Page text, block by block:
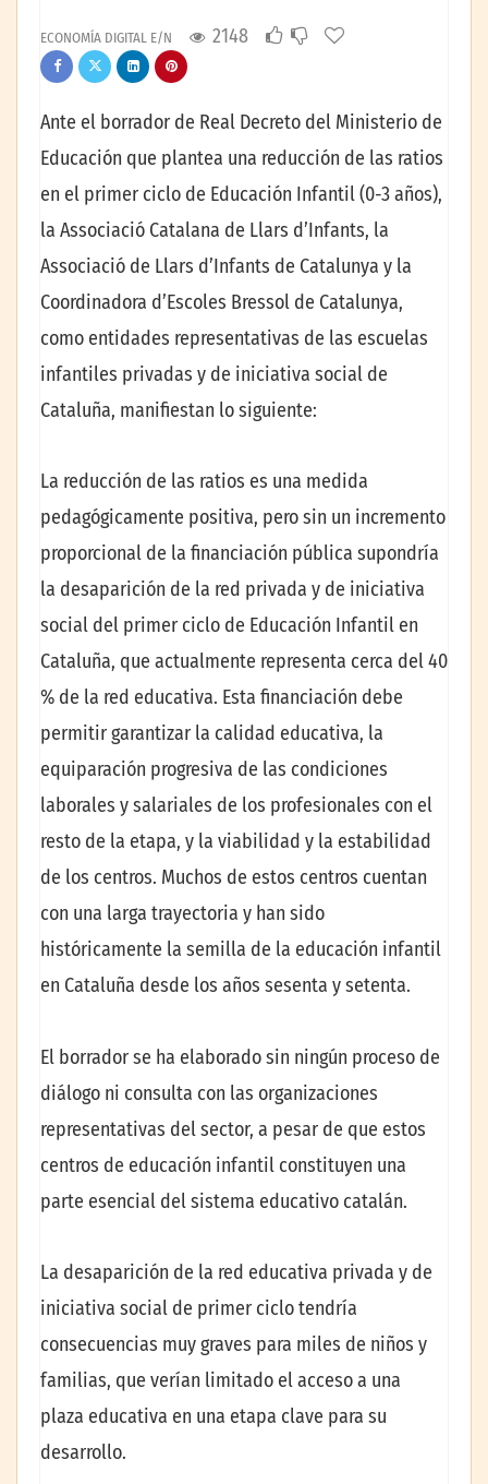
ECONOMÍA DIGITAL E/N 2148
Ante el borrador de Real Decreto del Ministerio de
Educación que plantea una reducción de las ratios
en el primer ciclo de Educación Infantil (0-3 años),
la Associació Catalana de Llars d’Infants, la
Associació de Llars d’Infants de Catalunya y la
Coordinadora d’Escoles Bressol de Catalunya,
como entidades representativas de las escuelas
infantiles privadas y de iniciativa social de
Cataluña, manifiestan lo siguiente:
La reducción de las ratios es una medida
pedagógicamente positiva, pero sin un incremento
proporcional de la financiación pública supondría
la desaparición de la red privada y de iniciativa
social del primer ciclo de Educación Infantil en
Cataluña, que actualmente representa cerca del 40
% de la red educativa. Esta financiación debe
permitir garantizar la calidad educativa, la
equiparación progresiva de las condiciones
laborales y salariales de los profesionales con el
resto de la etapa, y la viabilidad y la estabilidad
de los centros. Muchos de estos centros cuentan
con una larga trayectoria y han sido
históricamente la semilla de la educación infantil
en Cataluña desde los años sesenta y setenta.
El borrador se ha elaborado sin ningún proceso de
diálogo ni consulta con las organizaciones
representativas del sector, a pesar de que estos
centros de educación infantil constituyen una
parte esencial del sistema educativo catalán.
La desaparición de la red educativa privada y de
iniciativa social de primer ciclo tendría
consecuencias muy graves para miles de niños y
familias, que verían limitado el acceso a una
plaza educativa en una etapa clave para su
desarrollo.